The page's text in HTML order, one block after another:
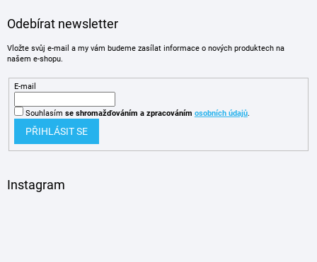
Odebírat newsletter
Vložte svůj e-mail a my vám budeme zasílat informace o nových produktech na
našem e-shopu.
E-mail
Souhlasím se shromažďováním a zpracováním osobních údajů.
PŘIHLÁSIT SE
Instagram